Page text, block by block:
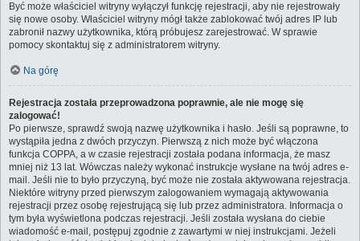
Być może właściciel witryny wyłączył funkcję rejestracji, aby nie rejestrowały
się nowe osoby. Właściciel witryny mógł także zablokować twój adres IP lub
zabronił nazwy użytkownika, którą próbujesz zarejestrować. W sprawie
pomocy skontaktuj się z administratorem witryny.
Na górę
Rejestracja została przeprowadzona poprawnie, ale nie mogę się
zalogować!
Po pierwsze, sprawdź swoją nazwę użytkownika i hasło. Jeśli są poprawne, to
wystąpiła jedna z dwóch przyczyn. Pierwszą z nich może być włączona
funkcja COPPA, a w czasie rejestracji została podana informacja, że masz
mniej niż 13 lat. Wówczas należy wykonać instrukcje wysłane na twój adres e-
mail. Jeśli nie to było przyczyną, być może nie została aktywowana rejestracja.
Niektóre witryny przed pierwszym zalogowaniem wymagają aktywowania
rejestracji przez osobę rejestrującą się lub przez administratora. Informacja o
tym była wyświetlona podczas rejestracji. Jeśli została wysłana do ciebie
wiadomość e-mail, postępuj zgodnie z zawartymi w niej instrukcjami. Jeżeli